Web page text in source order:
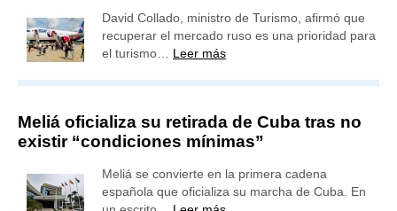
David Collado, ministro de Turismo, afirmó que
recuperar el mercado ruso es una prioridad para
el turismo… Leer más
Meliá oficializa su retirada de Cuba tras no
existir “condiciones mínimas”
Meliá se convierte en la primera cadena
española que oficializa su marcha de Cuba. En